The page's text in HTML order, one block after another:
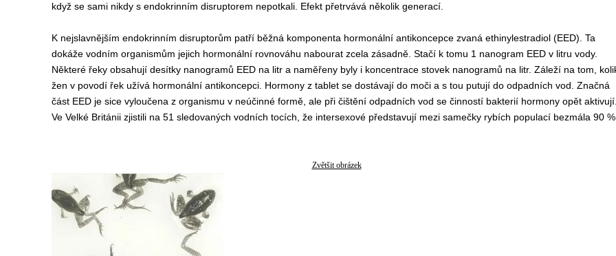
když se sami nikdy s endokrinním disruptorem nepotkali. Efekt přetrvává několik generací.
K nejslavnějším endokrinním disruptorům patří běžná komponenta hormonální antikoncepce zvaná ethinylestradiol (EED). Ta
dokáže vodním organismům jejich hormonální rovnováhu nabourat zcela zásadně. Stačí k tomu 1 nanogram EED v litru vody.
Některé řeky obsahují desítky nanogramů EED na litr a naměřeny byly i koncentrace stovek nanogramů na litr. Záleží na tom,
žen v povodí řek užívá hormonální antikoncepci. Hormony z tablet se dostávají do moči a s tou putují do odpadních vod. Značná
část EED je sice vyloučena z organismu v neúčinné formě, ale při čištění odpadních vod se činností bakterií hormony opět aktivují.
Ve Velké Británii zjistili na 51 sledovaných vodních tocích, že intersexové představují mezi samečky rybích populací bezmála 90 %.
Zvětšit obrázek